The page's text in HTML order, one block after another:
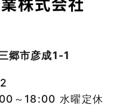
する際に氏名，生年月日，
号などの個人情報をお尋ね
ーザーと提携先などとの間
報提供元，広告主，広告配
携先｣といいます。）など
郷市彦成1-1
～18:00 水曜定休